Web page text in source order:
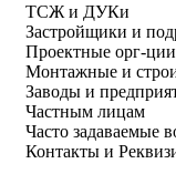
ТСЖ и ДУКи
Застройщики и
Проектные орг-ции
Монтажные и
Заводы и
Частным лицам
Часто задаваемые
Контакты и